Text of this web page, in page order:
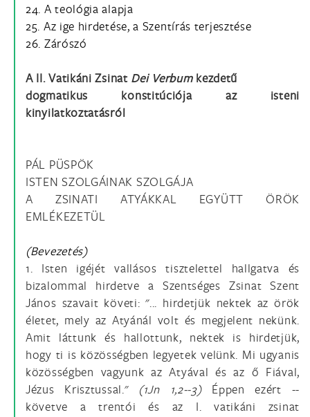
24. A teológia alapja
25. Az ige hirdetése, a Szentírás terjesztése
26. Zárószó
A II. Vatikáni Zsinat Dei Verbumkezdetű
dogmatikus konstitúciója az isteni
kinyilatkoztatásról
PÁL PÜSPÖK
ISTEN SZOLGÁINAK SZOLGÁJA
A ZSINATI ATYÁKKAL EGYÜTT ÖRÖK
EMLÉKEZETÜL
(Bevezetés)
1. Isten igéjét vallásos tisztelettel hallgatva és
bizalommal hirdetve a Szentséges Zsinat Szent
János szavait követi: "... hirdetjük nektek az örök
életet, mely az Atyánál volt és megjelent nekünk.
Amit láttunk és hallottunk, nektek is hirdetjük,
hogy ti is közösségben legyetek velünk. Mi ugyanis
közösségben vagyunk az Atyával és az ő Fiával,
Jézus Krisztussal." (1Jn 1,2--3)Éppen ezért --
követve a trentói és az I. vatikáni zsinat